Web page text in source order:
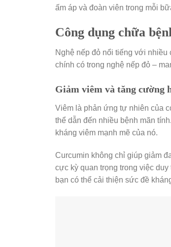
ấm áp và đoàn viên trong mỗi
Công dụng chữa
Nghệ nếp đỏ nổi tiếng với
chính có trong nghệ nếp đỏ –
Giảm viêm và tăng cường
Viêm là phản ứng tự nhiên của
thể dẫn đến nhiều bệnh mãn
kháng viêm mạnh mẽ của nó.
Curcumin không chỉ giúp giảm
cực kỳ quan trọng trong việc
bạn có thể cải thiện sức đề